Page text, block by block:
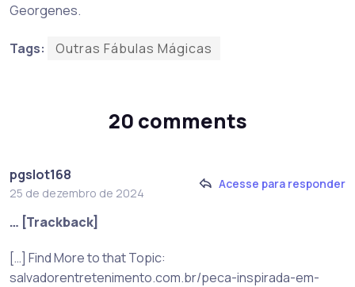
Georgenes.
Tags: Outras Fábulas Mágicas
20 comments
pgslot168
25 de dezembro de 2024
Acesse para responder
… [Trackback]
[…] Find More to that Topic:
salvadorentretenimento.com.br/peca-inspirada-em-